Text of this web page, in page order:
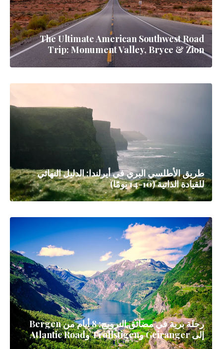
The Ultimate American Southwest Road
Trip: Monument Valley, Bryce & Zion
طريق الأطلسي البري في أيرلندا: الدليل النهائي
للقيادة الذاتية (10-14 يومًا)
رحلة برية في مضائق النرويج: 8 أيام من Bergen
إلى Geiranger وTrollstigen وAtlantic Road